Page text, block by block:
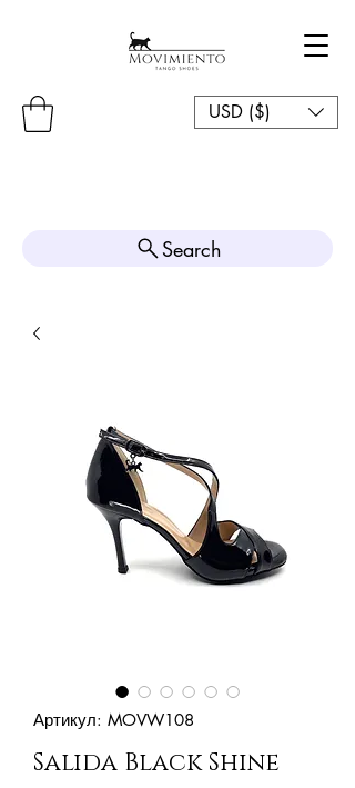
USD ($)
Search
Артикул: MOVW108
Salida Black Shine